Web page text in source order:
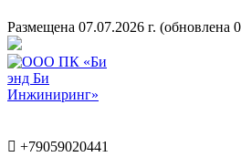
Размещена 07.07.2026 г. (обновлена
 +79059020441